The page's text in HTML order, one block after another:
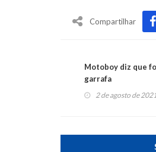
Compartilhar
Motoboy diz que
garrafa
2 de agosto de